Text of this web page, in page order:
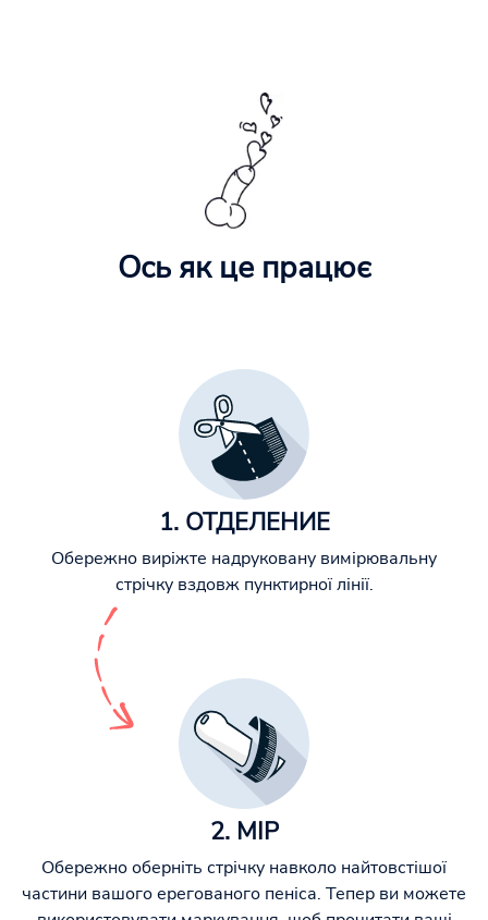
Ось як це працює
1. ОТДЕЛЕНИЕ
Обережно виріжте надруковану вимірювальну
стрічку вздовж пунктирної лінії.
2. МІР
Обережно оберніть стрічку навколо найтовстішої
частини вашого ерегованого пеніса. Тепер ви можете